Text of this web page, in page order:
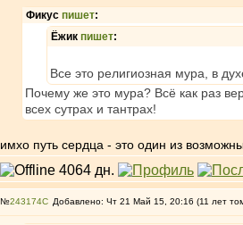
Фикус пишет:
Ёжик пишет:
Все это религиозная мура, в
Почему же это мура? Всё как раз
всех сутрах и тантрах!
имхо путь сердца - это один из
№243174 Добавлено: Чт 21 Май 15, 20:16 (11 лет